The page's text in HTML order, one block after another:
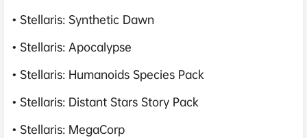
• Stellaris: Synthetic Dawn
• Stellaris: Apocalypse
• Stellaris: Humanoids Species Pack
• Stellaris: Distant Stars Story Pack
• Stellaris: MegaCorp